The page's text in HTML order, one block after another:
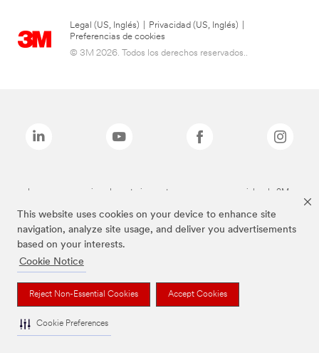
This website uses cookies on your device to enhance site
navigation, analyze site usage, and deliver you advertisements
based on your interests.
Cookie Notice
Reject Non-Essential Cookies Accept Cookies
Cookie Preferences
Legal (US, Inglés) Privacidad (US, Inglés)
Preferencias de cookies
© 3M 2026. Todos los derechos reservados..
Las marcas mencionadas anteriormente son marcas comerciales de 3M.